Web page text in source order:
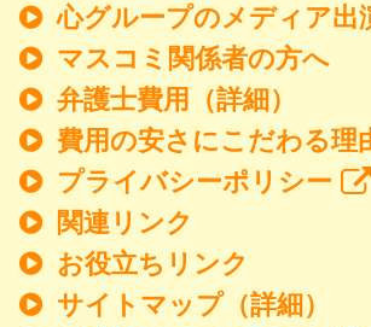
心グループのメディア出
マスコミ関係者の方へ
弁護士費用（詳細）
費用の安さにこだわる理
プライバシーポリシー
関連リンク
お役立ちリンク
サイトマップ（詳細）